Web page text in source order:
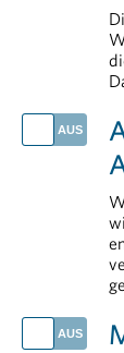
Globaler